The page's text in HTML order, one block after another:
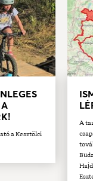
a Kesztölci
A